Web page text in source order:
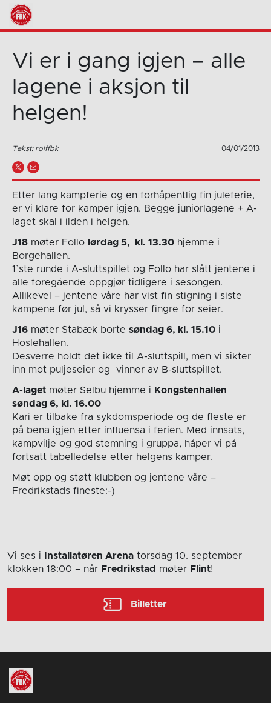
Vi er i gang igjen – alle
lagene i aksjon til
helgen!
Tekst: rolffbk 04/01/2013
Etter lang kampferie og en forhåpentlig fin juleferie,
er vi klare for kamper igjen. Begge juniorlagene + A-
laget skal i ilden i helgen.
J18møter Follo lørdag 5, kl. 13.30hjemme i
Borgehallen.
1`ste runde i A-sluttspillet og Follo har slått jentene i
alle foregående oppgjør tidligere i sesongen.
Allikevel – jentene våre har vist fin stigning i siste
kampene før jul, så vi krysser fingre for seier.
J16møter Stabæk borte søndag 6, kl. 15.10i
Hoslehallen.
Desverre holdt det ikke til A-sluttspill, men vi sikter
inn mot puljeseier og vinner av B-sluttspillet.
A-lagetmøter Selbu hjemme i Kongstenhallen
søndag 6, kl. 16.00
Kari er tilbake fra sykdomsperiode og de fleste er
på bena igjen etter influensa i ferien. Med innsats,
kampvilje og god stemning i gruppa, håper vi på
fortsatt tabelledelse etter helgens kamper.
Møt opp og støtt klubben og jentene våre –
Fredrikstads fineste:-)
Vi ses i Installatøren Arena torsdag 10. september
klokken 18:00 – når Fredrikstad møter Flint!
Billetter